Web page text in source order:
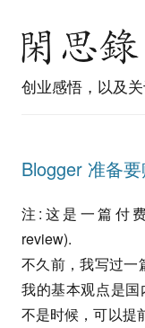
创业感悟，以及
Blogger 准备
注:这是一篇付
review).
不久前，我写过一
我的基本观点是
不是时候，可以提